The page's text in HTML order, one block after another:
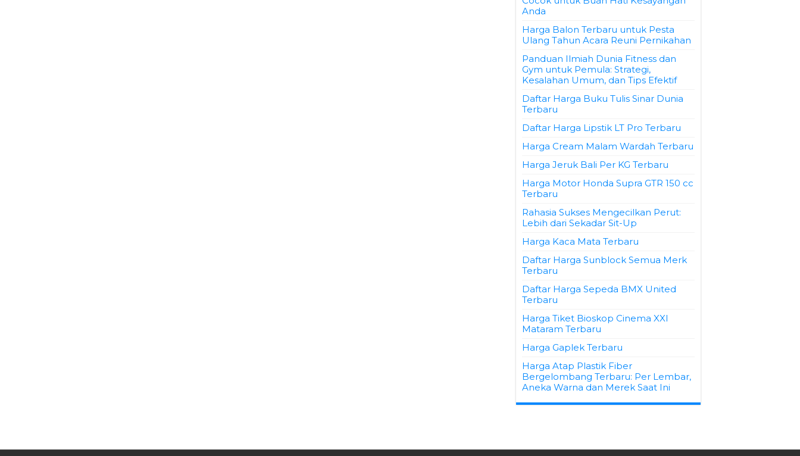
Anda
Harga Balon Terbaru untuk Pesta
Ulang Tahun Acara Reuni Pernikahan
Panduan Ilmiah Dunia Fitness dan
Gym untuk Pemula: Strategi,
Kesalahan Umum, dan Tips Efektif
Daftar Harga Buku Tulis Sinar Dunia
Terbaru
Daftar Harga Lipstik LT Pro Terbaru
Harga Cream Malam Wardah Terbaru
Harga Jeruk Bali Per KG Terbaru
Harga Motor Honda Supra GTR 150 cc
Terbaru
Rahasia Sukses Mengecilkan Perut:
Lebih dari Sekadar Sit-Up
Harga Kaca Mata Terbaru
Daftar Harga Sunblock Semua Merk
Terbaru
Daftar Harga Sepeda BMX United
Terbaru
Harga Tiket Bioskop Cinema XXI
Mataram Terbaru
Harga Gaplek Terbaru
Harga Atap Plastik Fiber
Bergelombang Terbaru: Per Lembar,
Aneka Warna dan Merek Saat Ini